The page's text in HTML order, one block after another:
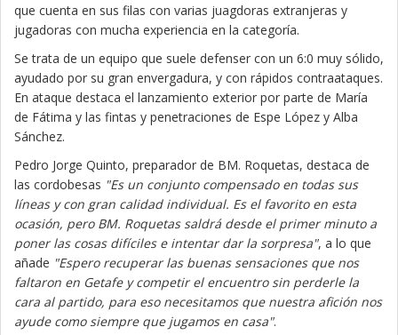
que cuenta en sus filas con varias juagdoras extranjeras y
jugadoras con mucha experiencia en la categoría.
Se trata de un equipo que suele defenser con un 6:0 muy sólido,
ayudado por su gran envergadura, y con rápidos contraataques.
En ataque destaca el lanzamiento exterior por parte de María
de Fátima y las fintas y penetraciones de Espe López y Alba
Sánchez.
Pedro Jorge Quinto, preparador de BM. Roquetas, destaca de
las cordobesas "Es un conjunto compensado en todas sus
líneas y con gran calidad individual. Es el favorito en esta
ocasión, pero BM. Roquetas saldrá desde el primer minuto a
poner las cosas difíciles e intentar dar la sorpresa", a lo que
añade "Espero recuperar las buenas sensaciones que nos
faltaron en Getafe y competir el encuentro sin perderle la
cara al partido, para eso necesitamos que nuestra afición nos
ayude como siempre que jugamos en casa".